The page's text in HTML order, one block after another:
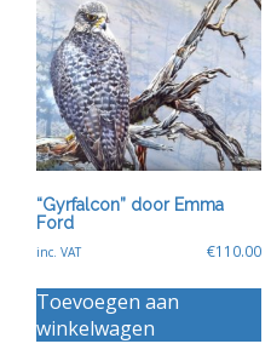
“Gyrfalcon” door Emma
Ford
€110.00
inc. VAT
Toevoegen aan
winkelwagen